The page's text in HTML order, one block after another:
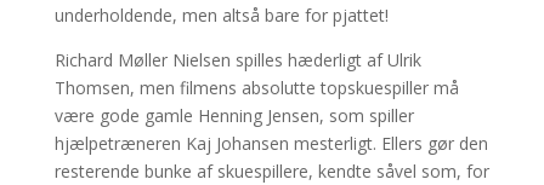
underholdende, men altså bare for pjattet!
Richard Møller Nielsen spilles hæderligt af Ulrik
Thomsen, men filmens absolutte topskuespiller må
være gode gamle Henning Jensen, som spiller
hjælpetræneren Kaj Johansen mesterligt. Ellers gør den
resterende bunke af skuespillere, kendte såvel som, for